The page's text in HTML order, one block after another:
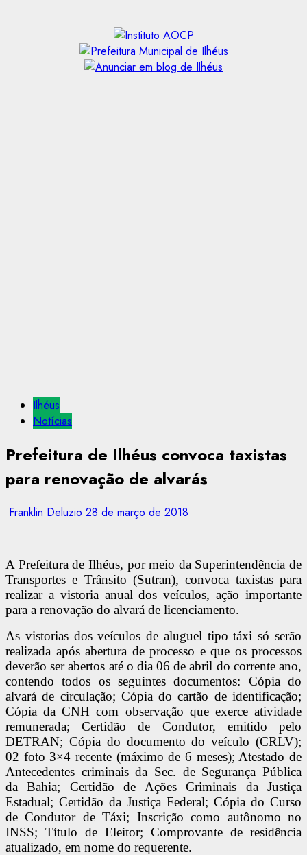
Ilhéus
Notícias
Prefeitura de Ilhéus convoca taxistas
para renovação de alvarás
Franklin Deluzio 28 de março de 2018
A Prefeitura de Ilhéus, por meio da Superintendência de
Transportes e Trânsito (Sutran), convoca taxistas para
realizar a vistoria anual dos veículos, ação importante
para a renovação do alvará de licenciamento.
As vistorias dos veículos de aluguel tipo táxi só serão
realizada após abertura de processo e que os processos
deverão ser abertos até o dia 06 de abril do corrente ano,
contendo todos os seguintes documentos: Cópia do
alvará de circulação; Cópia do cartão de identificação;
Cópia da CNH com observação que exerce atividade
remunerada; Certidão de Condutor, emitido pelo
DETRAN; Cópia do documento do veículo (CRLV);
02 foto 3×4 recente (máximo de 6 meses); Atestado de
Antecedentes criminais da Sec. de Segurança Pública
daBahia; Certidão de Ações Criminais da Justiça
Estadual; Certidão da Justiça Federal; Cópia do Curso
de Condutor de Táxi; Inscrição como autônomo no
INSS; Título de Eleitor; Comprovante de residência
atualizado, em nome do requerente.